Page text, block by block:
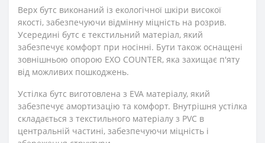
Верх бутс виконаний із екологічної шкіри високої
якості, забезпечуючи відмінну міцність на розрив.
Усередині бутс є текстильний матеріал, який
забезпечує комфорт при носінні. Бути також оснащені
зовнішньою опорою EXO COUNTER, яка захищає п'яту
від можливих пошкоджень.
Устілка бутс виготовлена з EVA матеріалу, який
забезпечує амортизацію та комфорт. Внутрішня устілка
складається з текстильного матеріалу з PVC в
центральній частині, забезпечуючи міцність і